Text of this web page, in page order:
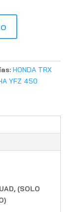
HONDA TRX
YFZ 450
(SOLO